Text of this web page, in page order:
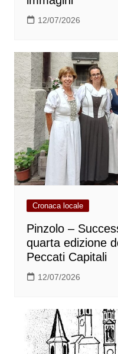
12/07/2026
Cronaca locale
Pinzolo –
quarta edizione
Peccati Capitali
12/07/2026